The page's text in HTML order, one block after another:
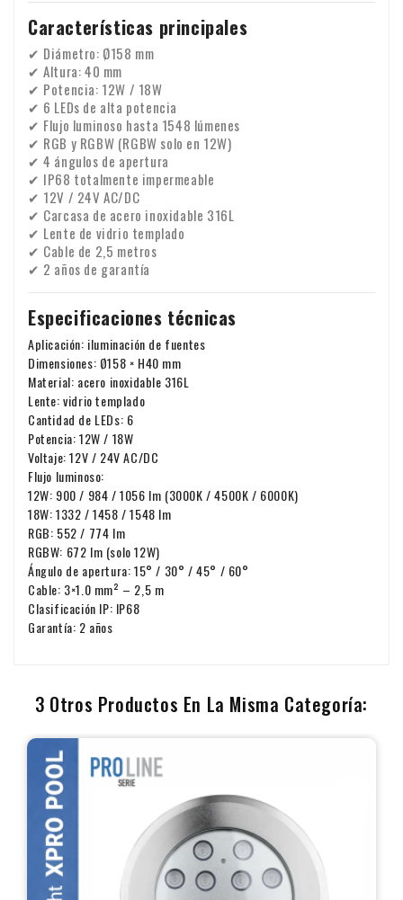
Características principales
✔ Diámetro: Ø158 mm
✔ Altura: 40 mm
✔ Potencia: 12W / 18W
✔ 6 LEDs de alta potencia
✔ Flujo luminoso hasta 1548 lúmenes
✔ RGB y RGBW (RGBW solo en 12W)
✔ 4 ángulos de apertura
✔ IP68 totalmente impermeable
✔ 12V / 24V AC/DC
✔ Carcasa de acero inoxidable 316L
✔ Lente de vidrio templado
✔ Cable de 2,5 metros
✔ 2 años de garantía
Especificaciones técnicas
Aplicación: iluminación de fuentes
Dimensiones: Ø158 × H40 mm
Material: acero inoxidable 316L
Lente: vidrio templado
Cantidad de LEDs: 6
Potencia: 12W / 18W
Voltaje: 12V / 24V AC/DC
Flujo luminoso:
12W: 900 / 984 / 1056 lm (3000K / 4500K / 6000K)
18W: 1332 / 1458 / 1548 lm
RGB: 552 / 774 lm
RGBW: 672 lm (solo 12W)
Ángulo de apertura: 15° / 30° / 45° / 60°
Cable: 3×1.0 mm² – 2,5 m
Clasificación IP: IP68
Garantía: 2 años
3 Otros Productos En La Misma Categoría: